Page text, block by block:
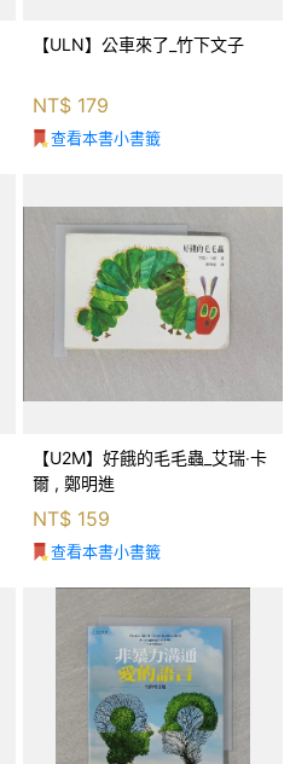
【ULN】公車來了_竹下文子
NT$ 179
查看本書小書籤
【U2M】好餓的毛毛蟲_艾瑞‧卡
爾 , 鄭明進
NT$ 159
查看本書小書籤